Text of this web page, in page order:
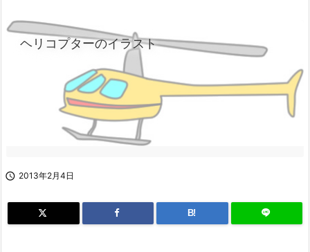
ヘリコプターのイラスト
 2013年2月4日
B!